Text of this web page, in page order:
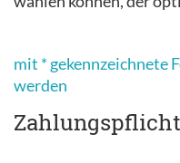
mit * gekennzeichnete
werden